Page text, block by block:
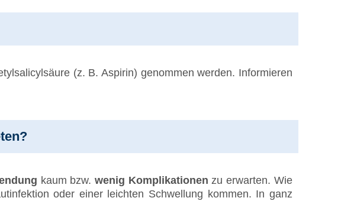
(z. B. Aspirin) genommen werden. Informieren
kaum bzw.wenig Komplikationen zu erwarten. Wie
oder einer leichten Schwellung kommen. In ganz